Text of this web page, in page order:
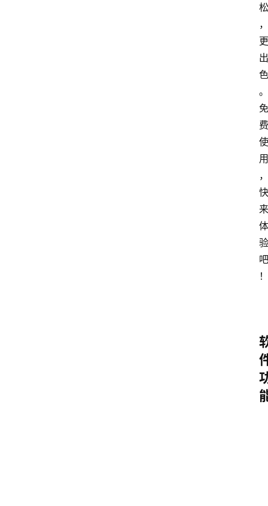
松
，
更
出
色
。
免
费
使
用
，
快
来
体
验
吧
！